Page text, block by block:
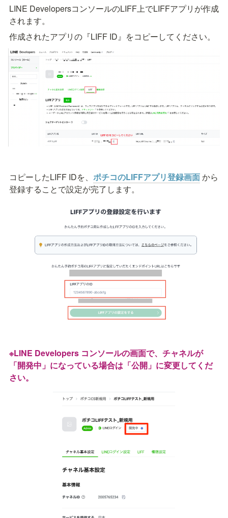
LINE DevelopersコンソールのLIFF上でLIFFアプリが作成
されます。
作成されたアプリの『LIFF ID』をコピーしてください。
コピーしたLIFF IDを、 ポチコのLIFFアプリ登録画面から
登録することで設定が完了します。
※LINE Developers コンソールの画面で、チャネルが
「開発中」になっている場合は「公開」に変更してくだ
さい。